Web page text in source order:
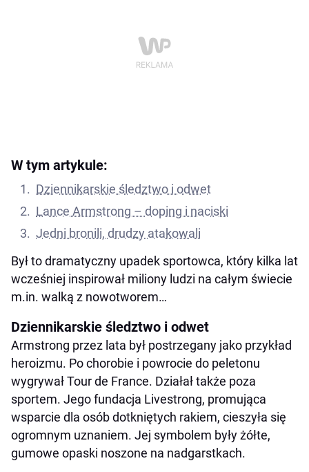
W tym artykule:
Dziennikarskie śledztwo i odwet
Lance Armstrong – doping i naciski
Jedni bronili, drudzy atakowali
Był to dramatyczny upadek sportowca, który kilka lat
wcześniej inspirował miliony ludzi na całym świecie
m.in. walką z nowotworem…
Dziennikarskie śledztwo i odwet
Armstrong przez lata był postrzegany jako przykład
heroizmu. Po chorobie i powrocie do peletonu
wygrywał Tour de France. Działał także poza
sportem. Jego fundacja Livestrong, promująca
wsparcie dla osób dotkniętych rakiem, cieszyła się
ogromnym uznaniem. Jej symbolem były żółte,
gumowe opaski noszone na nadgarstkach.